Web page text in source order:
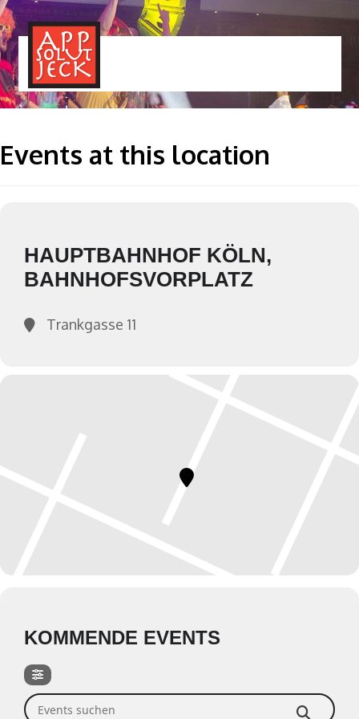
Events at this location
HAUPTBAHNHOF KÖLN,
BAHNHOFSVORPLATZ
Trankgasse 11
KOMMENDE EVENTS
Events suchen